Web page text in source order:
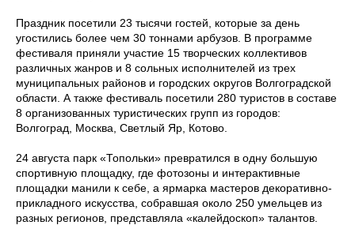
Праздник посетили 23 тысячи гостей, которые за день
угостились более чем 30 тоннами арбузов. В программе
фестиваля приняли участие 15 творческих коллективов
различных жанров и 8 сольных исполнителей из трех
муниципальных районов и городских округов Волгоградской
области. А также фестиваль посетили 280 туристов в составе
8 организованных туристических групп из городов:
Волгоград, Москва, Светлый Яр, Котово.
24 августа парк «Топольки» превратился в одну большую
спортивную площадку, где фотозоны и интерактивные
площадки манили к себе, а ярмарка мастеров декоративно-
прикладного искусства, собравшая около 250 умельцев из
разных регионов, представляла «калейдоскоп» талантов.